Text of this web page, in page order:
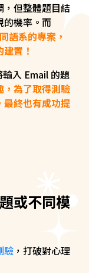
，但整體題目結
的機率。而
語系的專案，
置！
入 Email 的題
，為了取得測驗
最終也有成功提
或不同模
驗 ，打破對心理